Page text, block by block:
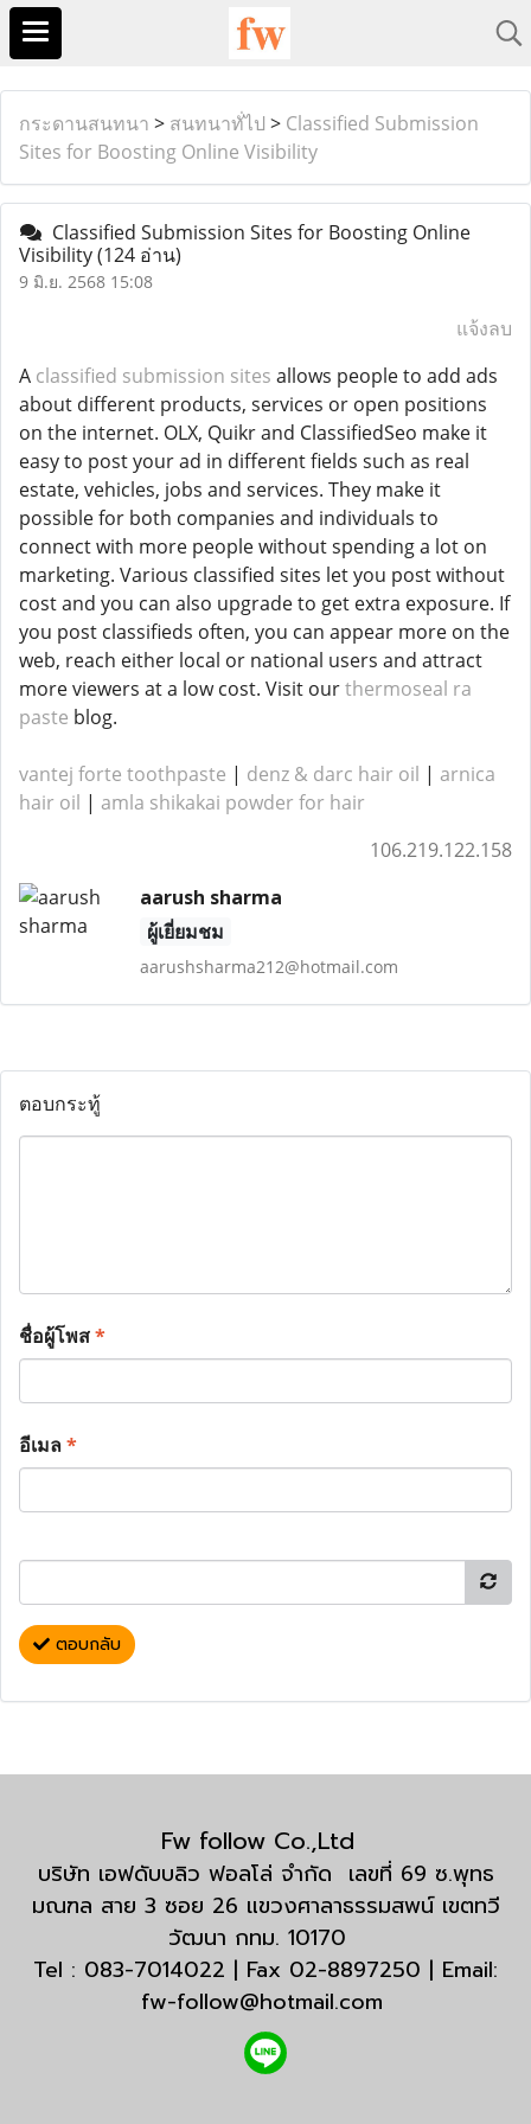
กระดานสนทนา > สนทนาทั่ไป > Classified Submission
Sites for Boosting Online Visibility
Classified Submission Sites for Boosting Online
Visibility(124 อ่าน)
9 มิ.ย. 2568 15:08
แจ้งลบ
A classified submission sites allows people to add ads
about different products, services or open positions
on the internet. OLX, Quikr and ClassifiedSeo make it
easy to post your ad in different fields such as real
estate, vehicles, jobs and services. They make it
possible for both companies and individuals to
connect with more people without spending a lot on
marketing. Various classified sites let you post without
cost and you can also upgrade to get extra exposure. If
you post classifieds often, you can appear more on the
web, reach either local or national users and attract
more viewers at a low cost. Visit ourthermoseal ra
paste blog.
vantej forte toothpaste | denz & darc hair oil | arnica
hair oil | amla shikakai powder for hair
106.219.122.158
aarush sharma
ผู้เยี่ยมชม
aarushsharma212@hotmail.com
ตอบกระทู้
ชื่อผู้โพส*
อีเมล*
ตอบกลับ
Fw follow Co.,Ltd
บริษัท เอฟดับบลิว ฟอลโล่ จำกัด เลขที่ 69 ซ.พุทธ
มณฑล สาย 3 ซอย 26 แขวงศาลาธรรมสพน์ เขตทวี
วัฒนา กทม. 10170
Tel : 083-7014022 | Fax 02-8897250 | Email:
fw-follow@hotmail.com